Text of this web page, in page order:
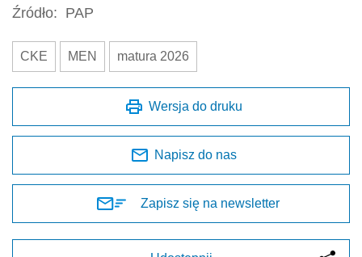
Źródło: PAP
CKE MEN matura 2026
Wersja do druku
Napisz do nas
Zapisz się na newsletter